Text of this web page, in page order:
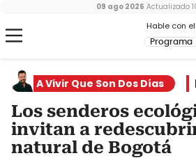
Hable con el
Programa
09 ago 2026 Actualizado
A Vivir Que Son Dos Días
Los senderos
invitan a
natural de Bogotá